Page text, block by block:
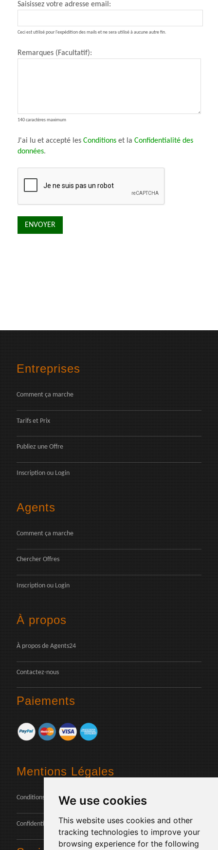
We use cookies
This website uses cookies and other
tracking technologies to improve your
browsing experience for the following
Saisissez votre adresse email:
Ceci est utilisé pour l'expédition des mails et ne sera utilisé à aucune autre fin.
Remarques (Facultatif):
140 caractères maximum
J'ai lu et accepté les Conditions et la Confidentialité des
données.
Entreprises
Comment ça marche
Tarifs et Prix
Publiez une Offre
Inscription ou Login
Agents
Comment ça marche
Chercher Offres
Inscription ou Login
À propos
À propos de Agents24
Contactez-nous
Paiements
Mentions Légales
Conditions
Confidentialité des données